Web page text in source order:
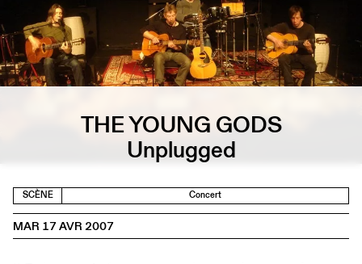
Archives
Médiathèque
Éditions
Informations
THE YOUNG GODS
Unplugged
SCÈNE Concert
MAR 17 AVR 2007